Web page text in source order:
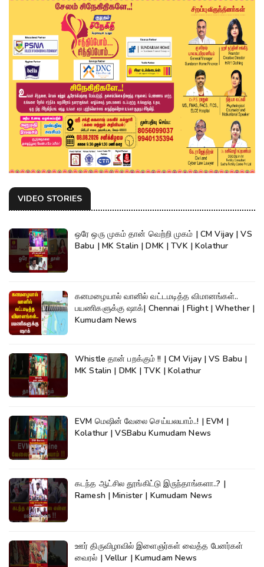
VIDEO STORIES
ஒரே ஒரு முகம் தான் வெற்றி முகம் | CM Vijay | VS
Babu | MK Stalin | DMK | TVK | Kolathur
கனமழையால் வானில் வட்டமடித்த விமானங்கள்..
பயணிகளுக்கு ஷாக்| Chennai | Flight | Whether |
Kumudam News
Whistle தான் பறக்கும் !! | CM Vijay | VS Babu |
MK Stalin | DMK | TVK | Kolathur
EVM மெஷின் வேலை செய்யலயாம்..! | EVM |
Kolathur | VSBabu Kumudam News
கடந்த ஆட்சில தூங்கிட்டு இருந்தாங்களா..? |
Ramesh | Minister | Kumudam News
ஊர் திருவிழாவில் இளைஞர்கள் வைத்த பேனர்கள்
வைரல் | Vellur | Kumudam News